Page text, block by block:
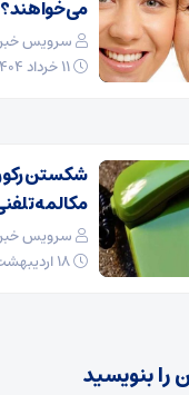
می‌خواهند؟
سرویس
شکستن
مکالمه
سرویس
را بنویسید